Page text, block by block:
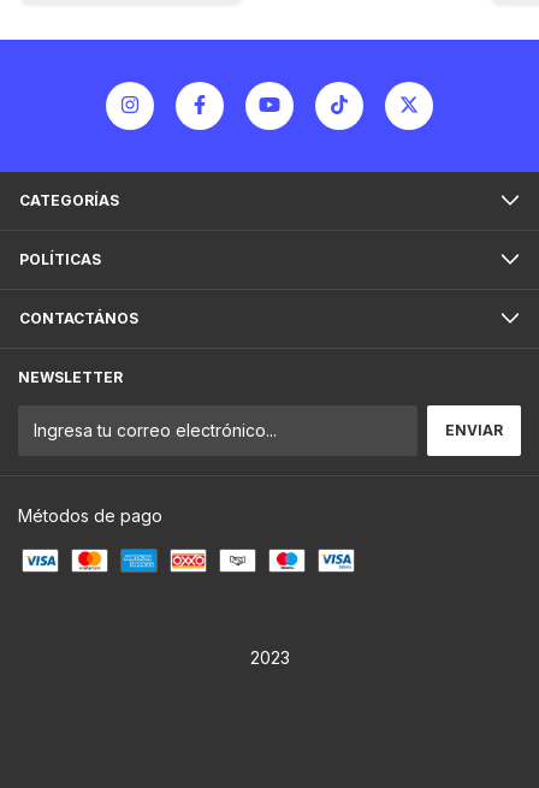
CATEGORÍAS
POLÍTICAS
CONTACTÁNOS
NEWSLETTER
Métodos de pago
2023